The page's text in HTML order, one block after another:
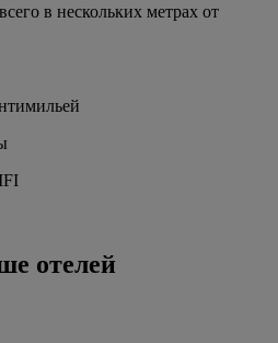
в нескольких метрах от
отелей